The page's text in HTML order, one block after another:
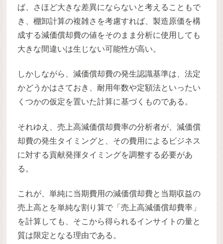
ば、さほど大きな差異にならないと考えることもで
き、棚卸計算の複雑さを考慮すれば、製造原価を構
成する減価償却費の値をそのまま分析に使用しても
大きな間違いは生じない可能性が高い。
しかしながら、減価償却費の発生認識基準は、法定
かどうかはさておき、耐用年数や定額法といったい
くつかの仮定を置いた計算に基づくものである。
それゆえ、売上高減価償却費率の分析者が、減価償
却費の発生タイミングと、その費用によるビジネス
に対する貢献発揮タイミングを調整する必要があ
る。
これが、単純に当期費用の減価償却費と当期収益の
売上高とを単純な割り算で「売上高減価償却費率」
を計算しても、そこから得られるインサイトの量と
質は限定となる理由である。